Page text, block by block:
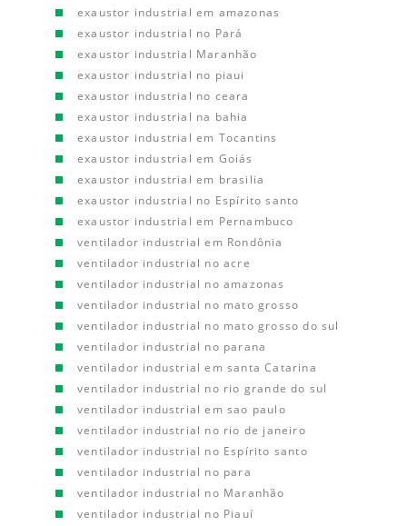
exaustor industrial em amazonas
exaustor industrial no Pará
exaustor industrial Maranhão
exaustor industrial no piaui
exaustor industrial no ceara
exaustor industrial na bahia
exaustor industrial em Tocantins
exaustor industrial em Goiás
exaustor industrial em brasilia
exaustor industrial no Espírito santo
exaustor industrial em Pernambuco
ventilador industrial em Rondônia
ventilador industrial no acre
ventilador industrial no amazonas
ventilador industrial no mato grosso
ventilador industrial no mato grosso do sul
ventilador industrial no parana
ventilador industrial em santa Catarina
ventilador industrial no rio grande do sul
ventilador industrial em sao paulo
ventilador industrial no rio de janeiro
ventilador industrial no Espírito santo
ventilador industrial no para
ventilador industrial no Maranhão
ventilador industrial no Piauí